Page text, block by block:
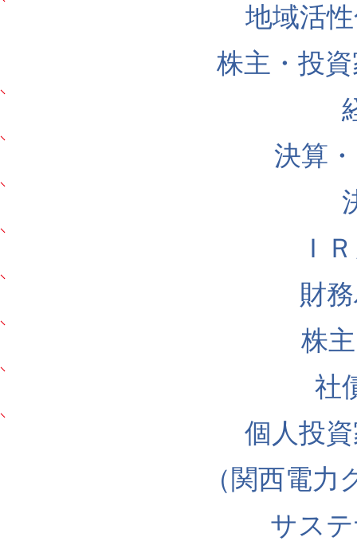
地域活
株主・投
決算
Ｉ
財
株
社
個人投
（関西電
サス